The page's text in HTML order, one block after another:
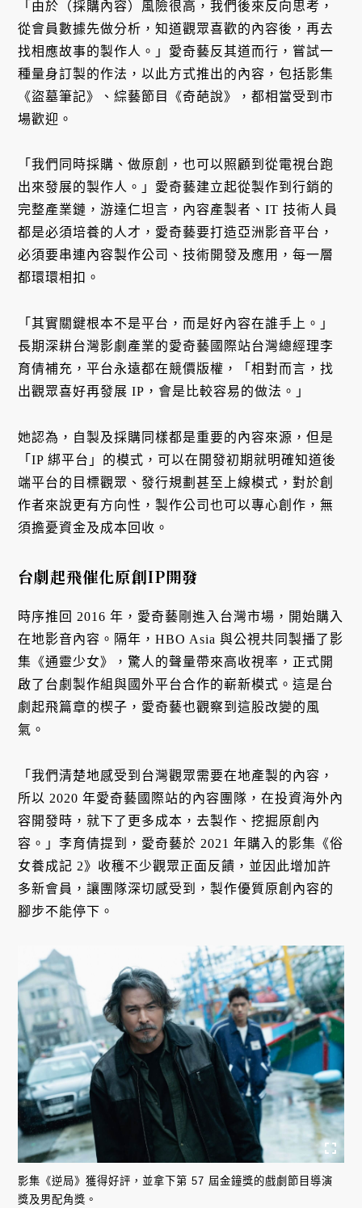
「由於（採購內容）風險很高，我們後來反向思考，
從會員數據先做分析，知道觀眾喜歡的內容後，再去
找相應故事的製作人。」愛奇藝反其道而行，嘗試一
種量身訂製的作法，以此方式推出的內容，包括影集
《盜墓筆記》、綜藝節目《奇葩說》，都相當受到市
場歡迎。
「我們同時採購、做原創，也可以照顧到從電視台跑
出來發展的製作人。」愛奇藝建立起從製作到行銷的
完整產業鏈，游達仁坦言，內容產製者、IT 技術人員
都是必須培養的人才，愛奇藝要打造亞洲影音平台，
必須要串連內容製作公司、技術開發及應用，每一層
都環環相扣。
「其實關鍵根本不是平台，而是好內容在誰手上。」
長期深耕台灣影劇產業的愛奇藝國際站台灣總經理李
育倩補充，平台永遠都在競價版權，「相對而言，找
出觀眾喜好再發展 IP，會是比較容易的做法。」
她認為，自製及採購同樣都是重要的內容來源，但是
「IP 綁平台」的模式，可以在開發初期就明確知道後
端平台的目標觀眾、發行規劃甚至上線模式，對於創
作者來說更有方向性，製作公司也可以專心創作，無
須擔憂資金及成本回收。
台劇起飛催化原創IP開發
時序推回 2016 年，愛奇藝剛進入台灣市場，開始購入
在地影音內容。隔年，HBO Asia 與公視共同製播了影
集《通靈少女》，驚人的聲量帶來高收視率，正式開
啟了台劇製作組與國外平台合作的嶄新模式。這是台
劇起飛篇章的楔子，愛奇藝也觀察到這股改變的風
氣。
「我們清楚地感受到台灣觀眾需要在地產製的內容，
所以 2020 年愛奇藝國際站的內容團隊，在投資海外內
容開發時，就下了更多成本，去製作、挖掘原創內
容。」李育倩提到，愛奇藝於 2021 年購入的影集《俗
女養成記 2》收穫不少觀眾正面反饋，並因此增加許
多新會員，讓團隊深切感受到，製作優質原創內容的
腳步不能停下。
影集《逆局》獲得好評，並拿下第 57 屆金鐘獎的戲劇節目導演
獎及男配角獎。